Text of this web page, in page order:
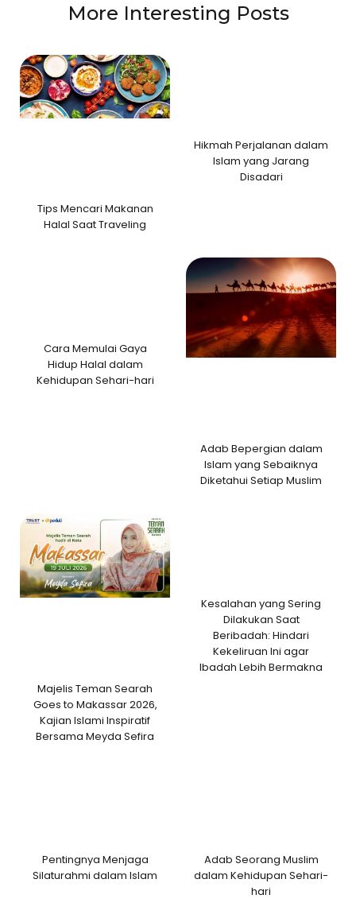
More Interesting Posts
Tips Mencari Makanan
Halal Saat Traveling
Hikmah Perjalanan dalam
Islam yang Jarang
Disadari
Cara Memulai Gaya
Hidup Halal dalam
Kehidupan Sehari-hari
Adab Bepergian dalam
Islam yang Sebaiknya
Diketahui Setiap Muslim
Majelis Teman Searah
Goes to Makassar 2026,
Kajian Islami Inspiratif
Bersama Meyda Sefira
Kesalahan yang Sering
Dilakukan Saat
Beribadah: Hindari
Kekeliruan Ini agar
Ibadah Lebih Bermakna
Pentingnya Menjaga
Silaturahmi dalam Islam
Adab Seorang Muslim
dalam Kehidupan Sehari-
hari